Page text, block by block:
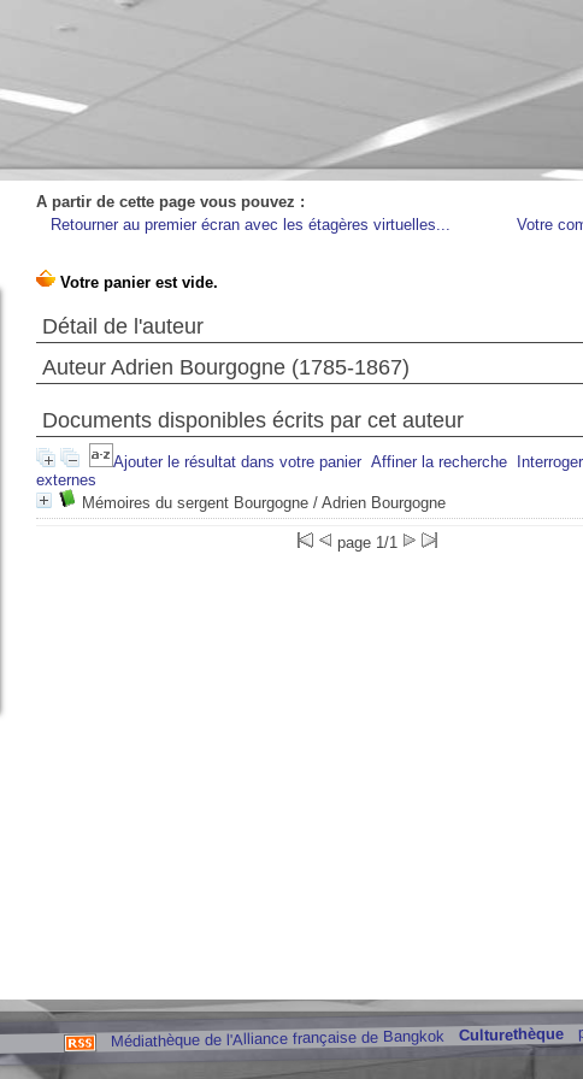
A partir de cette page vous pouvez :
Retourner au premier écran avec les étagères virtuelles...
Votre
Détail de l'auteur
Auteur Adrien Bourgogne (1785-1867)
Documents disponibles écrits par cet auteur
Ajouter le résultat dans votre panier Affiner la recherche
externes
Mémoires du sergent Bourgogne / Adrien Bourgogne
page 1/1
Médiathèque de l'Alliance française de Bangkok Culturethèque